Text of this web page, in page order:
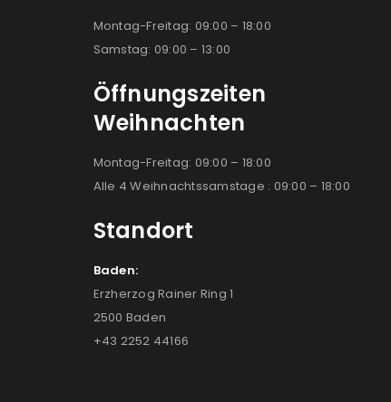
Montag-Freitag: 09:00 – 18:00
Samstag: 09:00 – 13:00
Öffnungszeiten
Weihnachten
Montag-Freitag: 09:00 – 18:00
Alle 4 Weihnachtssamstage : 09:00 – 18:00
Standort
Baden:
Erzherzog Rainer Ring 1
2500 Baden
+43 2252 44166